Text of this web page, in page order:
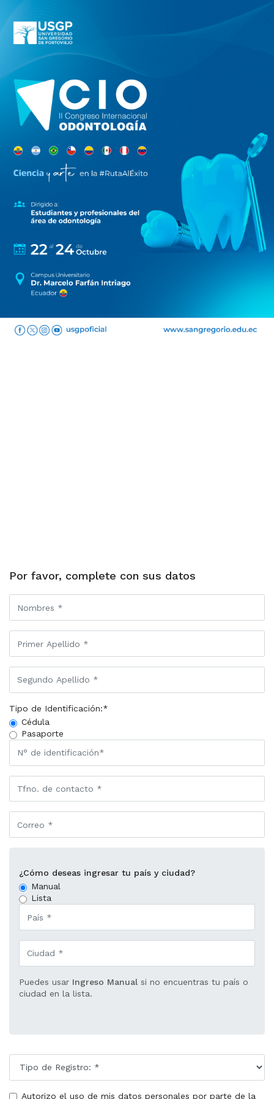
Por favor, complete con sus datos
Tipo de Identificación:*
Cédula
Pasaporte
¿Cómo deseas ingresar tu país y ciudad?
Manual
Lista
Puedes usar Ingreso Manual si no encuentras tu país o
ciudad en la lista.
Autorizo el uso de mis datos personales por parte de la